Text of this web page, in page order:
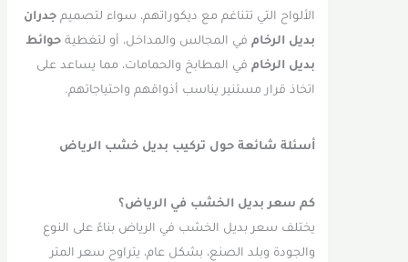
الألواح التي تتناغم مع ديكوراتهم، سواء لتصميمجدران
بديل الرخامفي المجالس والمداخل، أو لتغطيةحوائط
بديل الرخامفي المطابخ والحمامات، مما يساعد على
اتخاذ قرار مستنير يناسب أذواقهم واحتياجاتهم.
أسئلة شائعة حول تركيب بديل خشب الرياض
كم سعر بديل الخشب في الرياض؟
يختلف سعر بديل الخشب في الرياض بناءً على النوع
والجودة وبلد الصنع، بشكل عام، يتراوح سعر المتر